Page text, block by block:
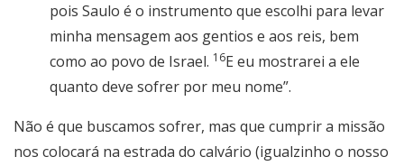
pois Saulo é o instrumento que escolhi para levar
minha mensagem aos gentios e aos reis, bem
como ao povo de Israel. 16E eu mostrarei a ele
quanto deve sofrer por meu nome”.
Não é que buscamos sofrer, mas que cumprir a missão
nos colocará na estrada do calvário (igualzinho o nosso